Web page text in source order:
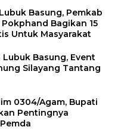
Basung, Pemkab
Bagikan 15
Untuk Masyarakat
Lubuk Basung, Event
Silayang Tantang
0304/Agam, Bupati
Pentingnya